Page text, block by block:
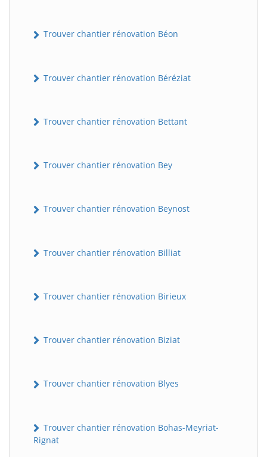
Trouver chantier rénovation Béon
Trouver chantier rénovation Béréziat
Trouver chantier rénovation Bettant
Trouver chantier rénovation Bey
Trouver chantier rénovation Beynost
Trouver chantier rénovation Billiat
Trouver chantier rénovation Birieux
Trouver chantier rénovation Biziat
Trouver chantier rénovation Blyes
Trouver chantier rénovation Bohas-Meyriat-
Rignat